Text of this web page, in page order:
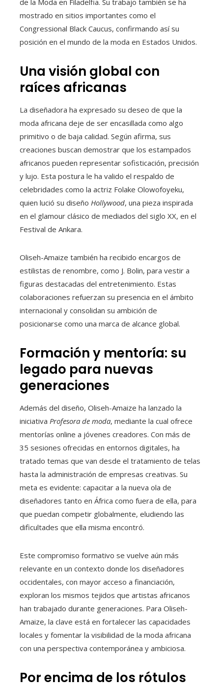
mostrado en sitios importantes como el
Congressional Black Caucus, confirmando así su
posición en el mundo de la moda en Estados Unidos.
Una visión global con
raíces africanas
La diseñadora ha expresado su deseo de que la
moda africana deje de ser encasillada como algo
primitivo o de baja calidad. Según afirma, sus
creaciones buscan demostrar que los estampados
africanos pueden representar sofisticación, precisión
y lujo. Esta postura le ha valido el respaldo de
celebridades como la actriz Folake Olowofoyeku,
quien lució su diseño Hollywood, una pieza inspirada
en el glamour clásico de mediados del siglo XX, en el
Festival de Ankara.
Oliseh-Amaize también ha recibido encargos de
estilistas de renombre, como J. Bolin, para vestir a
figuras destacadas del entretenimiento. Estas
colaboraciones refuerzan su presencia en el ámbito
internacional y consolidan su ambición de
posicionarse como una marca de alcance global.
Formación y mentoría: su
legado para nuevas
generaciones
Además del diseño, Oliseh-Amaize ha lanzado la
iniciativa Profesora de moda, mediante la cual ofrece
mentorías online a jóvenes creadores. Con más de
35 sesiones ofrecidas en entornos digitales, ha
tratado temas que van desde el tratamiento de telas
hasta la administración de empresas creativas. Su
meta es evidente: capacitar a la nueva ola de
diseñadores tanto en África como fuera de ella, para
que puedan competir globalmente, eludiendo las
dificultades que ella misma encontró.
Este compromiso formativo se vuelve aún más
relevante en un contexto donde los diseñadores
occidentales, con mayor acceso a financiación,
exploran los mismos tejidos que artistas africanos
han trabajado durante generaciones. Para Oliseh-
Amaize, la clave está en fortalecer las capacidades
locales y fomentar la visibilidad de la moda africana
con una perspectiva contemporánea y ambiciosa.
Por encima de los rótulos